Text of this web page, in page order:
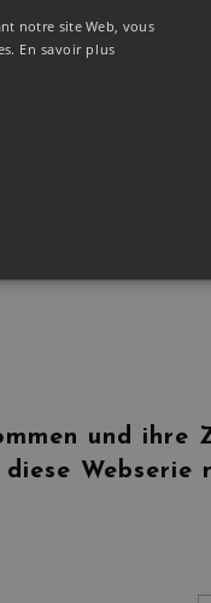
und ihre
Webserie
notre site Web, vous
En savoir plus